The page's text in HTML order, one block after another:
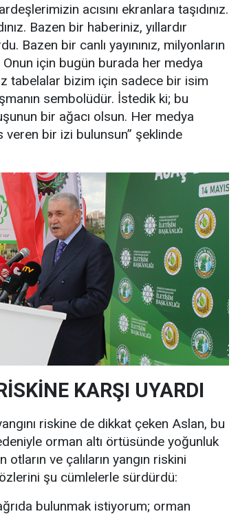
acısını ekranlara taşıdınız.
Bazen bir haberiniz, yıllardır
Bazen bir canlı yayınınız, milyonların
için bugün burada her medya
tabelalar bizim için sadece bir isim
sembolüdür. İstedik ki; bu
bir ağacı olsun. Her medya
bir izi bulunsun” şeklinde
KARŞI UYARDI
riskine de dikkat çeken Aslan, bu
orman altı örtüsünde yoğunluk
ve çalıların yangın riskini
şu cümlelerle sürdürdü:
bulunmak istiyorum; orman